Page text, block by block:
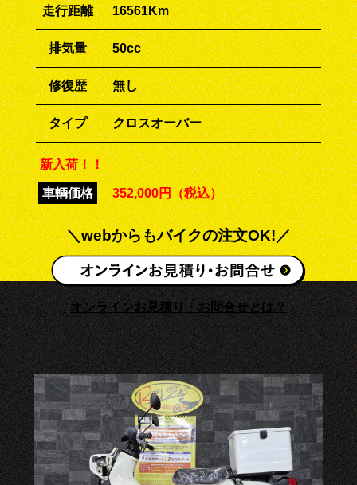
走行距離 16561Km
排気量 50cc
修復歴 無し
タイプ クロスオーバー
新入荷！！
車輌価格 352,000円（税込）
＼webからもバイクの注文OK!／
オンラインお見積り・お問合せとは？